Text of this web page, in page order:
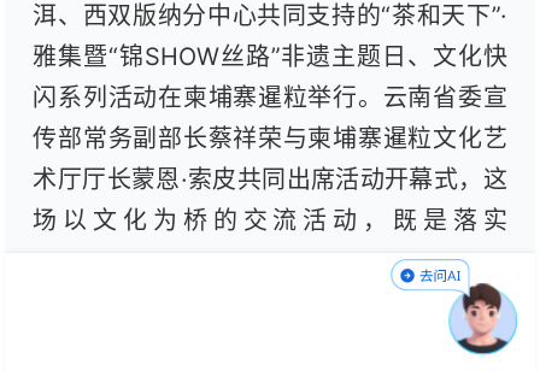
洱、西双版纳分中心共同支持的“茶和天下”·
雅集暨“锦SHOW丝路”非遗主题日、文化快
闪系列活动在柬埔寨暹粒举行。云南省委宣
传部常务副部长蔡祥荣与柬埔寨暹粒文化艺
术厅厅长蒙恩·索皮共同出席活动开幕式，这
场以文化为桥的交流活动，既是落实
2025“中柬旅游年”合作要求的具体实践，更
为中柬命运共同体建设注入鲜活的“云南力